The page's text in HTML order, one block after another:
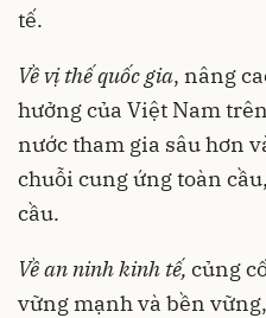
tế.
Về vị thế quốc gia, nâng
hưởng của Việt Nam
nước tham gia sâu hơn
chuỗi cung ứng toàn
cầu.
Về an ninh kinh tế, củng
vững mạnh và bền